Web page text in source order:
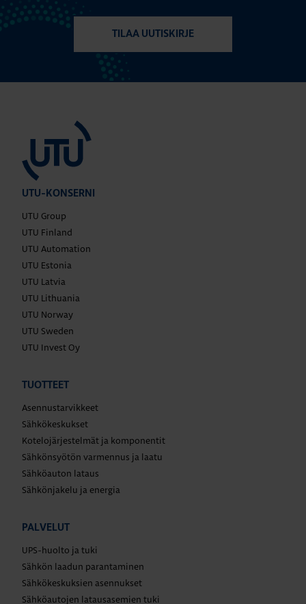
TILAA UUTISKIRJE
UTU-KONSERNI
UTU Group
UTU Finland
UTU Automation
UTU Estonia
UTU Latvia
UTU Lithuania
UTU Norway
UTU Sweden
UTU Invest Oy
TUOTTEET
Asennustarvikkeet
Sähkökeskukset
Kotelojärjestelmät ja komponentit
Sähkönsyötön varmennus ja laatu
Sähköauton lataus
Sähkönjakelu ja energia
PALVELUT
UPS-huolto ja tuki
Sähkön laadun parantaminen
Sähkökeskuksien asennukset
Sähköautojen latausasemien tuki